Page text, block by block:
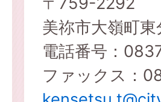
美祢市大嶺町
電話番号：
ファックス：